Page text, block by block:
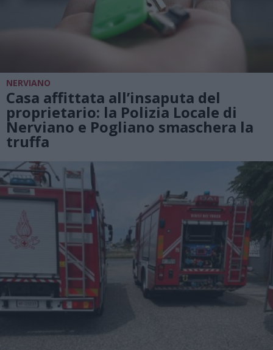
NERVIANO
Casa affittata all’insaputa del
proprietario: la Polizia Locale di
Nerviano e Pogliano smaschera la
truffa